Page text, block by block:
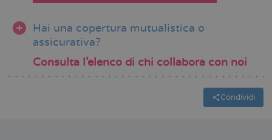
Hai una copertura mutualistica o
assicurativa?
Consulta l’elenco di chi collabora con noi
Condividi